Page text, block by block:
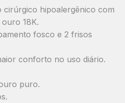
cirúrgico hipoalergênico com
18K.
fosco e 2 frisos
conforto no uso diário.
puro.